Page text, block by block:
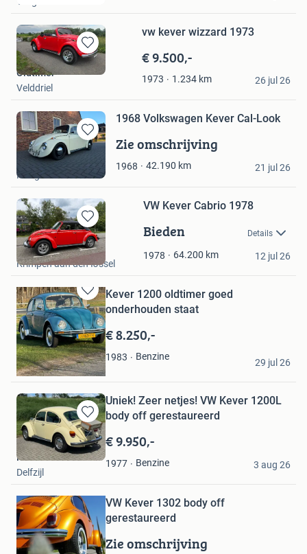
Bewaren
in
vw kever wizzard 1973
€ 9.500,-
1973 1.234 km
Oldtimer
Velddriel
26 jul 26
Bewaren
in
Mijn
Favorieten
1968 Volkswagen Kever Cal-Look
Zie omschrijving
1968 42.190 km
racebuick54
Hoogeveen
21 jul 26
Bewaren
in
Mijn
Favorieten
VW Kever Cabrio 1978
Bieden Details
1978 64.200 km
Van den Brand
Krimpen aan den IJssel
12 jul 26
Bewaren
in
Mijn
Favorieten
Kever 1200 oldtimer goed
onderhouden staat
€ 8.250,-
1983 Benzine
Ruben
Deventer
29 jul 26
Bewaren
in
Mijn
Favorieten
Uniek! Zeer netjes! VW Kever 1200L
body off gerestaureerd
€ 9.950,-
1977 Benzine
Robert
Delfzijl
3 aug 26
in
Mijn
Favorieten
VW Kever 1302 body off
gerestaureerd
Zie omschrijving